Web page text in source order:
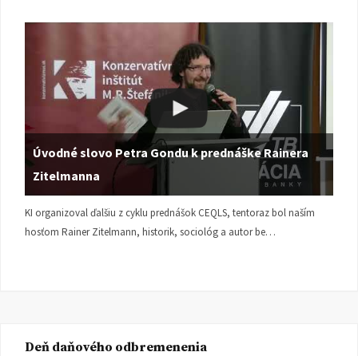
Úvodné slovo Petra Gondu k prednáške Rainera
Zitelmanna
KI organizoval ďalšiu z cyklu prednášok CEQLS, tentoraz bol naším
hosťom Rainer Zitelmann, historik, sociológ a autor be…
Deň daňového odbremenenia